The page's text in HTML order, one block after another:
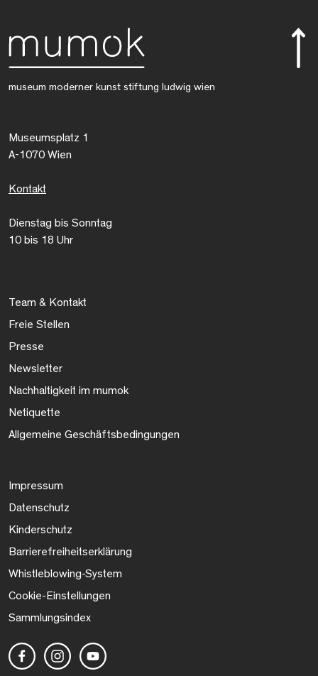
museum moderner kunst stiftung ludwig wien
Museumsplatz 1
A-1070 Wien
Kontakt
Dienstag bis Sonntag
10 bis 18 Uhr
Team & Kontakt
Freie Stellen
Presse
Newsletter
Nachhaltigkeit im mumok
Netiquette
Allgemeine Geschäftsbedingungen
Impressum
Datenschutz
Kinderschutz
Barrierefreiheitserklärung
Whistleblowing-System
Cookie-Einstellungen
Sammlungsindex